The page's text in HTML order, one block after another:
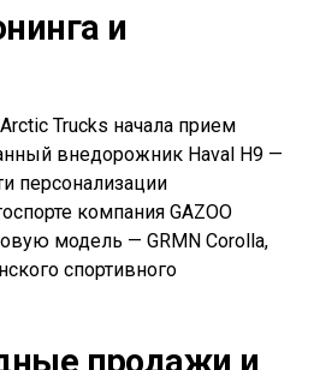
и
Trucks начала прием
внедорожник Haval H9 —
персонализации
компания GAZOO
модель — GRMN Corolla,
спортивного